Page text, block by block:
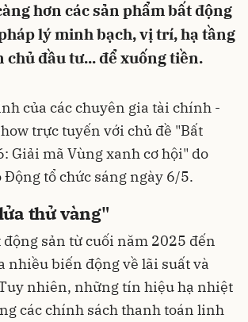
hơn các sản phẩm bất động
lý minh bạch, vị trí, hạ tầng
chủ đầu tư... để xuống tiền.
của các chuyên gia tài chính -
trực tuyến với chủ đề "Bất
Giải mã Vùng xanh cơ hội" do
Động tổ chức sáng ngày 6/5.
thử vàng"
sản từ cuối năm 2025 đến
nhiều biến động về lãi suất và
nhiên, những tín hiệu hạ nhiệt
các chính sách thanh toán linh
Hủy